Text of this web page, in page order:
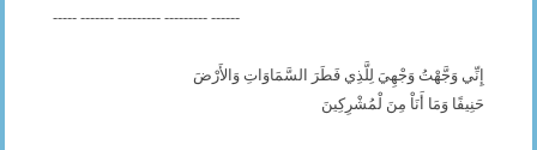
----- ------- --------- --------- ------
إِنِّي وَجَّهْتُ وَجْهِيَ لِلَّذِي فَطَرَ السَّمَاوَاتِ وَالأَرْضَ
حَنِيفًا وَمَا أَنَاْ مِنَ لْمُشْرِكِينَ